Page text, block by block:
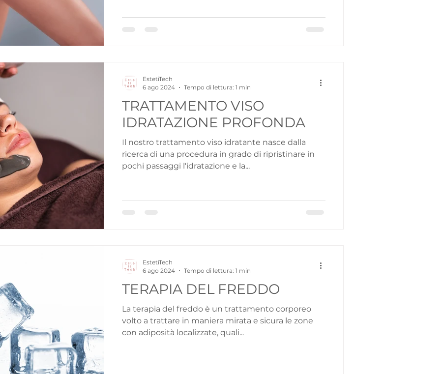
TRATTAMENTO VISO
IDRATAZIONE PROFONDA
Il nostro trattamento viso idratante nasce dalla
ricerca di una procedura in grado di ripristinare in
pochi passaggi l'idratazione e la...
EstetiTech
6 ago 2024
Tempo di lettura: 1 min
TERAPIA DEL FREDDO
La terapia del freddo è un trattamento corporeo
volto a trattare in maniera mirata e sicura le zone
con adiposità localizzate, quali...
EstetiTech
6 ago 2024
Tempo di lettura: 1 min